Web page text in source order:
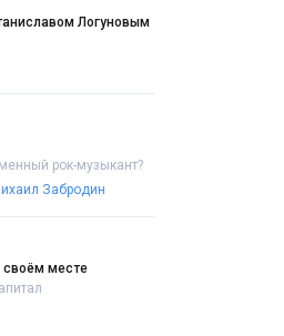
Логуновым
рок-музыкант?
Забродин
своём месте